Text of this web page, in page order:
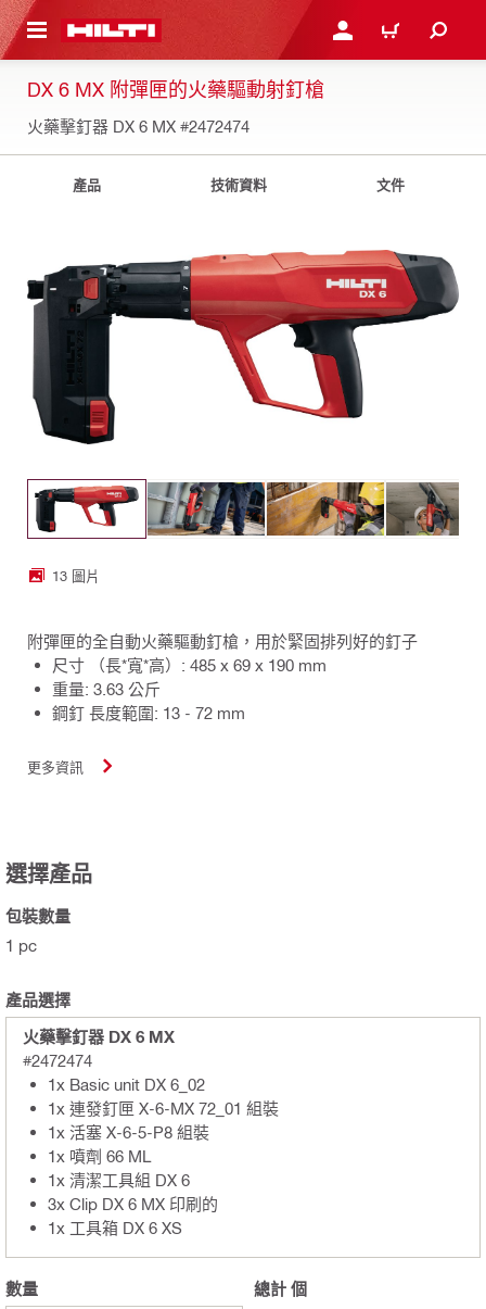
主要內容 登入或註冊購物車
DX 6 MX 附彈匣的火藥驅動射釘槍
火藥擊釘器 DX 6 MX #2472474
產品 技術資料 文件
13 圖片
附彈匣的全自動火藥驅動釘槍，用於緊固排列好的釘子
尺寸 （長*寬*高）: 485 x 69 x 190 mm
重量: 3.63 公斤
鋼釘 長度範圍: 13 - 72 mm
更多資訊
選擇產品
包裝數量
1 pc
產品選擇
火藥擊釘器 DX 6 MX
#2472474
1x Basic unit DX 6_02
1x 連發釘匣 X-6-MX 72_01 組裝
1x 活塞 X-6-5-P8 組裝
1x 噴劑 66 ML
1x 清潔工具組 DX 6
3x Clip DX 6 MX 印刷的
1x 工具箱 DX 6 XS
數量 總計 個